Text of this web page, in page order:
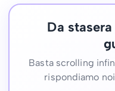
Da
Basta scrolling
rispondiamo